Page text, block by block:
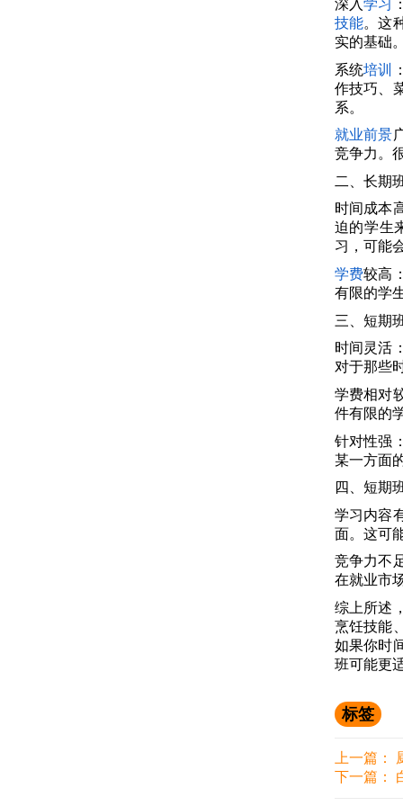
深入学习
技能。这
实的基础
系统培训
作技巧、
系。
就业前景
竞争力。
二、长期
时间成本
迫的学生
习，可能
学费较高
有限的学
三、短期
时间灵活
对于那些
学费相对
件有限的
针对性强
某一方面
四、短期
学习内容
面。这可
竞争力不
在就业市
综上所述
烹饪技能
如果你时
班可能更
标签
上一篇：
下一篇：